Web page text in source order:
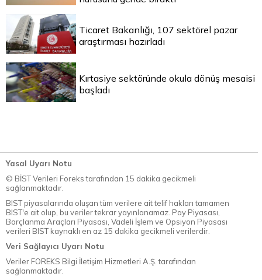
Ticaret Bakanlığı, 107 sektörel pazar
araştırması hazırladı
Kırtasiye sektöründe okula dönüş mesaisi
başladı
Yasal Uyarı Notu
© BİST Verileri Foreks tarafından 15 dakika gecikmeli
sağlanmaktadır.
BIST piyasalarında oluşan tüm verilere ait telif hakları tamamen
BIST'e ait olup, bu veriler tekrar yayınlanamaz. Pay Piyasası,
Borçlanma Araçları Piyasası, Vadeli İşlem ve Opsiyon Piyasası
verileri BIST kaynaklı en az 15 dakika gecikmeli verilerdir.
Veri Sağlayıcı Uyarı Notu
Veriler FOREKS Bilgi İletişim Hizmetleri A.Ş. tarafından
sağlanmaktadır.